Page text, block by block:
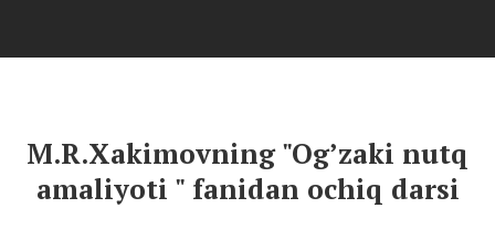
M.R.Xakimovning "Og’zaki nutq
amaliyoti " fanidan ochiq darsi